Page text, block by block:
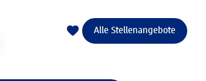
Alle Stellenangebote